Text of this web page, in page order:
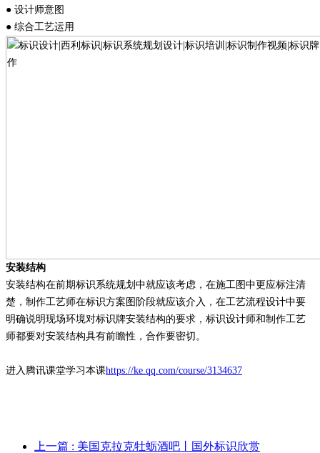
● 设计师意图
● 综合工艺运用
安装结构
安装结构在前期标识系统规划中就应该考虑，在施工图中更应标注清
楚，制作工艺师在标识方案图阶段就应该介入，在工艺流程设计中要
明确说明现场环境对标识牌安装结构的要求，标识设计师和制作工艺
师都要对安装结构具有前瞻性，合作要密切。
进入腾讯课堂学习本课https://ke.qq.com/course/3134637
上一篇 : 美国克拉克牡蛎酒吧丨国外标识欣赏